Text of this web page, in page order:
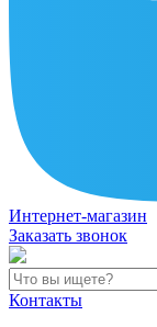
Интернет-магазин
Заказать звонок
Контакты